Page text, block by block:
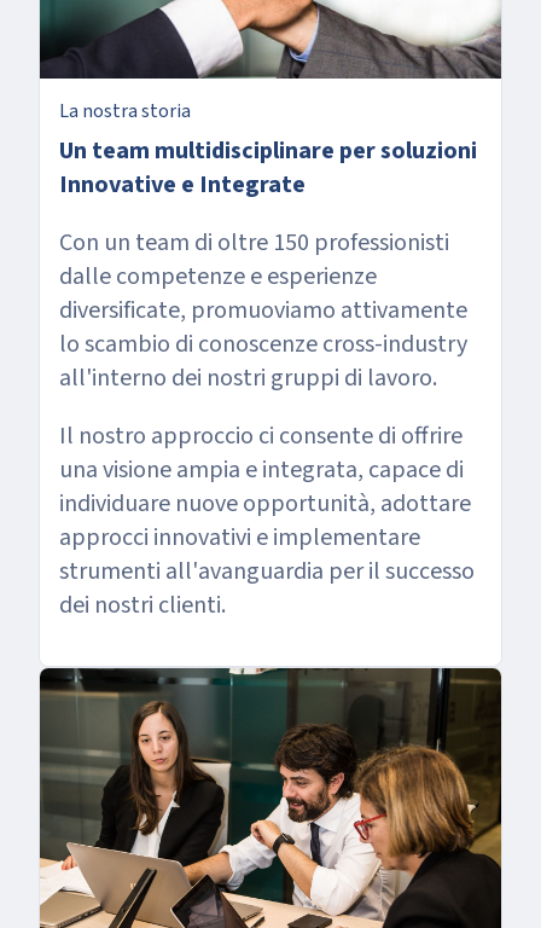
La nostra storia
Un team multidisciplinare per soluzioni
Innovative e Integrate
Con un team di oltre 150 professionisti
dalle competenze e esperienze
diversificate, promuoviamo attivamente
lo scambio di conoscenze cross-industry
all'interno dei nostri gruppi di lavoro.
Il nostro approccio ci consente di offrire
una visione ampia e integrata, capace di
individuare nuove opportunità, adottare
approcci innovativi e implementare
strumenti all'avanguardia per il successo
dei nostri clienti.